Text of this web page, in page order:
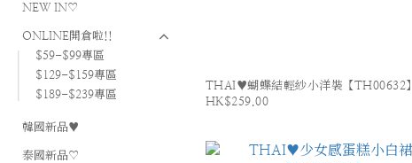
NEW IN♡
ONLINE開倉啦!!
$59-$99專區
$129-$159專區
$189-$239專區
韓國新品♥
泰國新品♡
THAI♥蝴蝶結輕紗小洋裝【TH00632】
HK$259.00